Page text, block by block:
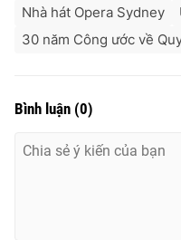
Nhà hát Opera Sydney
30 năm Công ước về
Bình luận (0)